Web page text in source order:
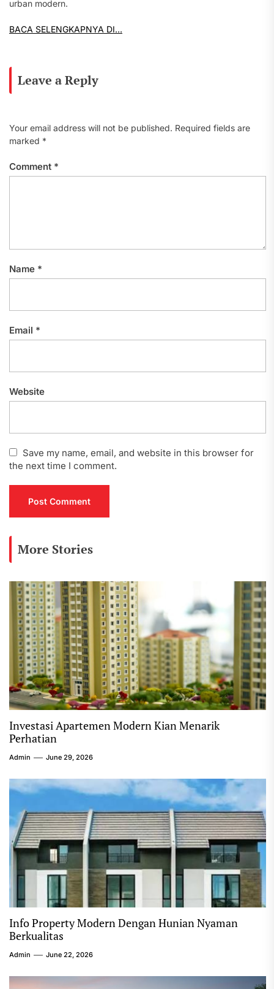
urban modern.
BACA SELENGKAPNYA DI…
Leave a Reply
Your email address will not be published. Required fields are
marked *
Comment *
Name *
Email *
Website
Save my name, email, and website in this browser for
the next time I comment.
More Stories
Investasi Apartemen Modern Kian Menarik
Perhatian
Admin June 29, 2026
Info Property Modern Dengan Hunian Nyaman
Berkualitas
Admin June 22, 2026